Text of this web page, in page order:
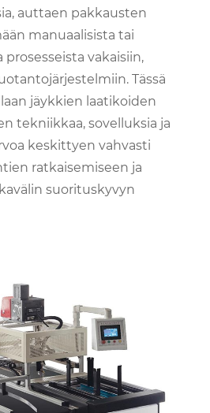
auttaen pakkausten
manuaalisista tai
vakaisiin,
Tässä
jäykkien laatikoiden
tekniikkaa, sovelluksia ja
keskittyen vahvasti
ratkaisemiseen ja
suorituskyvyn